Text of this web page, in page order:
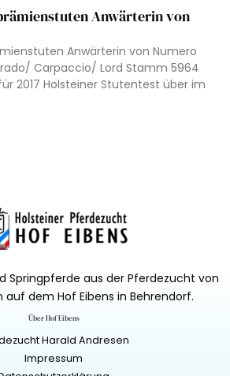
Anwärterin von
Anwärterin von Numero
Carpaccio/ Lord Stamm 5964
2017 Holsteiner Stutentest über im
Springpferde aus der Pferdezucht von
auf dem Hof Eibens in Behrendorf.
Über Hof Eibens
Harald Andresen
Impressum